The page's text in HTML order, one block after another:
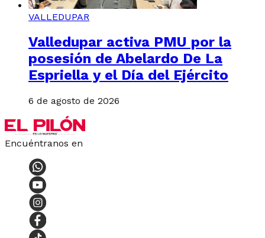
VALLEDUPAR
Valledupar activa PMU por la
posesión de Abelardo De La
Espriella y el Día del Ejército
6 de agosto de 2026
Encuéntranos en